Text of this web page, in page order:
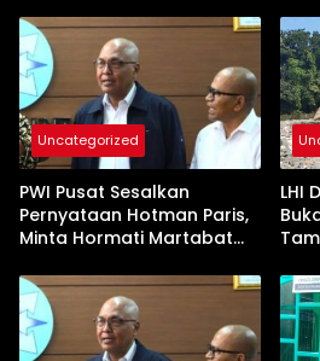
Uncategorized
PWI Pusat Sesalkan
Pernyataan Hotman Paris,
Minta Hormati Martabat
Kemerdekaan Pers
LHI